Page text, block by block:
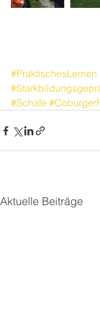
#PraktischesLernen
#Schafe
Aktuelle Beiträge